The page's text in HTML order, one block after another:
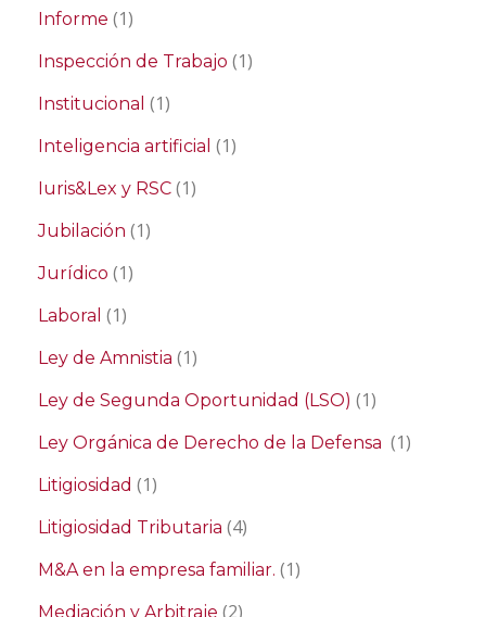
Informe (1)
Inspección de Trabajo (1)
Institucional (1)
Inteligencia artificial (1)
Iuris&Lex y RSC (1)
Jubilación (1)
Jurídico (1)
Laboral (1)
Ley de Amnistia (1)
Ley de Segunda Oportunidad (LSO) (1)
Ley Orgánica de Derecho de la Defensa (1)
Litigiosidad (1)
Litigiosidad Tributaria (4)
M&A en la empresa familiar. (1)
Mediación y Arbitraje (2)